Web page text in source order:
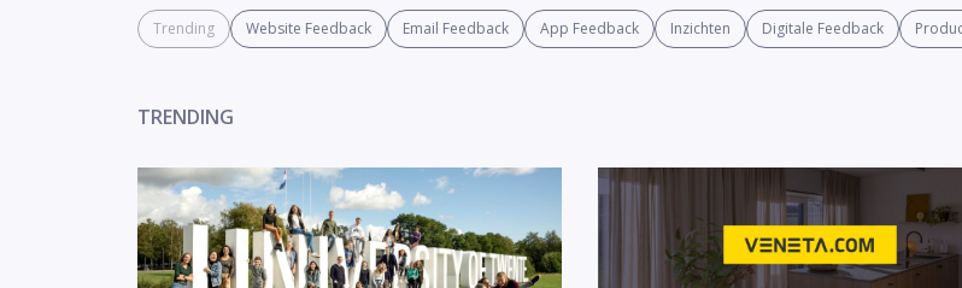
Trending Website Feedback Email Feedback App Feedback Inzichten Digitale Feedback
TRENDING